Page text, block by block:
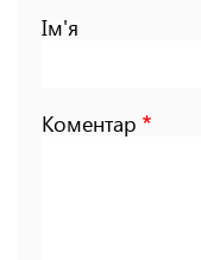
Ім'я
Коментар